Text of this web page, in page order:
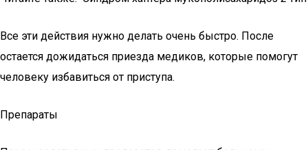
Все эти действия нужно делать очень быстро. После
остается дожидаться приезда медиков, которые помогут
человеку избавиться от приступа.
Препараты